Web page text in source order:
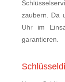
zaubern. Da
Uhr im
garantieren.